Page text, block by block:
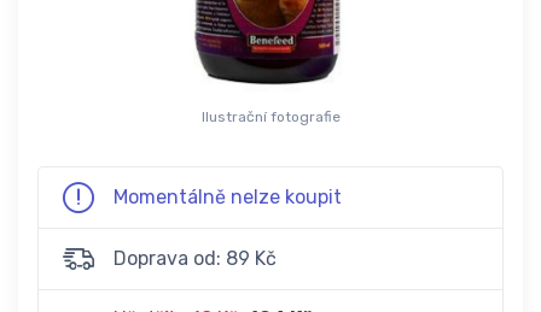
Ilustrační fotografie
Momentálně nelze koupit
Doprava od: 89 Kč